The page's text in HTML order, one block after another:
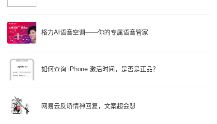
格力AI语音空调——你的专属语音管家
如何查询 iPhone 激活时间，是否是正品？
网易云反矫情神回复，文案超会怼